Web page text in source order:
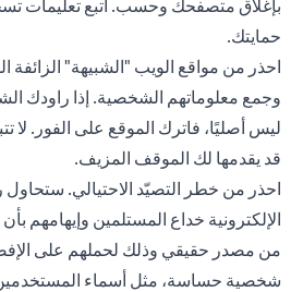
بإغلاق متصفحك وحسب. اتبع تعليمات
حمايتك.
احذر من مواقع الويب "الشبيهة" الزائفة
وجمع معلوماتهم الشخصية. إذا راودك
ليس أصليًا، فاترك الموقع على الفور. لا
قد يقدمها لك الموقف المزيف.
احذر من خطر التصيّد الاحتيالي. ستحاول
الإلكترونية خداع المستلمين وإيهامهم
من مصدر حقيقي وذلك لحملهم على
شخصية حساسة، مثل أسماء